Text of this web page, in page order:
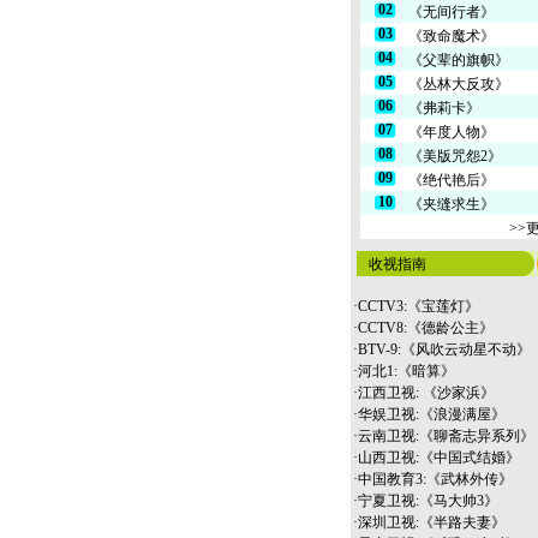
02
《无间行者》
03
《致命魔术》
04
《父辈的旗帜》
05
《丛林大反攻》
06
《弗莉卡》
07
《年度人物》
08
《美版咒怨2》
09
《绝代艳后》
10
《夹缝求生》
>>
收视指南
·CCTV3:《宝莲灯》
·CCTV8:《德龄公主》
·BTV-9:《风吹云动星不动》
·河北1:《暗算》
·江西卫视: 《沙家浜》
·华娱卫视:《浪漫满屋》
·云南卫视:《聊斋志异系列》
·山西卫视:《中国式结婚》
·中国教育3:《武林外传》
·宁夏卫视:《马大帅3》
·深圳卫视:《半路夫妻》